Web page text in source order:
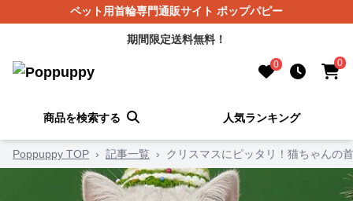
ペット用首輪専門通販サイト ポップパピー
期間限定送料無料！
0 0
商品を検索する 人気ランキング
Poppuppy TOP › 記事一覧 › クリスマスにピッタリ！猫ちゃんの